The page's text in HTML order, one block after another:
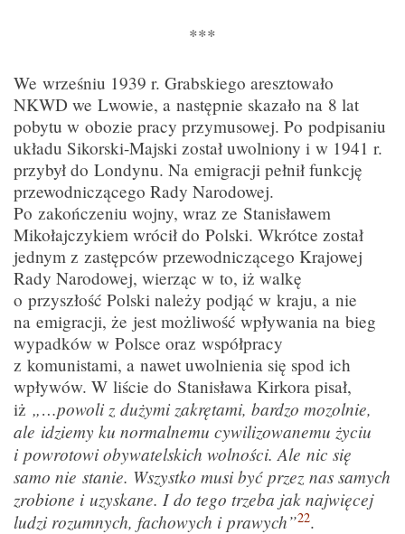
***
We wrześniu 1939 r. Grabskiego aresztowało
NKWD we Lwowie, a następnie skazało na 8 lat
pobytu w obozie pracy przymusowej. Po podpisaniu
układu Sikorski-Majski został uwolniony i w 1941 r.
przybył do Londynu. Na emigracji pełnił funkcję
przewodniczącego Rady Narodowej.
Po zakończeniu wojny, wraz ze Stanisławem
Mikołajczykiem wrócił do Polski. Wkrótce został
jednym z zastępców przewodniczącego Krajowej
Rady Narodowej, wierząc w to, iż walkę
o przyszłość Polski należy podjąć w kraju, a nie
na emigracji, że jest możliwość wpływania na bieg
wypadków w Polsce oraz współpracy
z komunistami, a nawet uwolnienia się spod ich
wpływów. W liście do Stanisława Kirkora pisał,
iż „…powoli z dużymi zakrętami, bardzo mozolnie,
ale idziemy ku normalnemu cywilizowanemu życiu
i powrotowi obywatelskich wolności. Ale nic się
samo nie stanie. Wszystko musi być przez nas samych
zrobione i uzyskane. I do tego trzeba jak najwięcej
ludzi rozumnych, fachowych i prawych”22.